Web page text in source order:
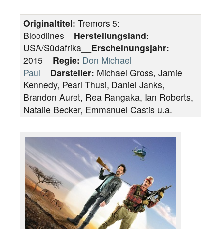
Originaltitel: Tremors 5:
Bloodlines__ Herstellungsland:
USA/Südafrika__ Erscheinungsjahr:
2015__ Regie: Don Michael
Paul
Darsteller: Michael Gross, Jamie
Kennedy, Pearl Thusi, Daniel Janks,
Brandon Auret, Rea Rangaka, Ian Roberts,
Natalie Becker, Emmanuel Castis u.a.